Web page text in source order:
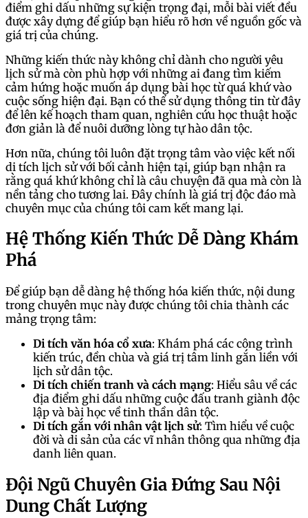
điểm ghi dấu những sự kiện trọng đại, mỗi bài viết đều
được xây dựng để giúp bạn hiểu rõ hơn về nguồn gốc và
giá trị của chúng.
Những kiến thức này không chỉ dành cho người yêu
lịch sử mà còn phù hợp với những ai đang tìm kiếm
cảm hứng hoặc muốn áp dụng bài học từ quá khứ vào
cuộc sống hiện đại. Bạn có thể sử dụng thông tin từ đây
để lên kế hoạch tham quan, nghiên cứu học thuật hoặc
đơn giản là để nuôi dưỡng lòng tự hào dân tộc.
Hơn nữa, chúng tôi luôn đặt trọng tâm vào việc kết nối
di tích lịch sử với bối cảnh hiện tại, giúp bạn nhận ra
rằng quá khứ không chỉ là câu chuyện đã qua mà còn là
nền tảng cho tương lai. Đây chính là giá trị độc đáo mà
chuyên mục của chúng tôi cam kết mang lại.
Hệ Thống Kiến Thức Dễ Dàng Khám
Phá
Để giúp bạn dễ dàng hệ thống hóa kiến thức, nội dung
trong chuyên mục này được chúng tôi chia thành các
mảng trọng tâm:
Di tích văn hóa cổ xưa: Khám phá các công trình
kiến trúc, đền chùa và giá trị tâm linh gắn liền với
lịch sử dân tộc.
Di tích chiến tranh và cách mạng: Hiểu sâu về các
địa điểm ghi dấu những cuộc đấu tranh giành độc
lập và bài học về tinh thần dân tộc.
Di tích gắn với nhân vật lịch sử: Tìm hiểu về cuộc
đời và di sản của các vĩ nhân thông qua những địa
danh liên quan.
Đội Ngũ Chuyên Gia Đứng Sau Nội
Dung Chất Lượng